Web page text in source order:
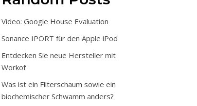
Video: Google House Evaluation
Sonance IPORT für den Apple iPod
Entdecken Sie neue Hersteller mit
Workof
Was ist ein Filterschaum sowie ein
biochemischer Schwamm anders?